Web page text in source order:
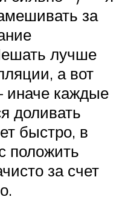
за
лучше
а вот
иначе каждые
доливать
быстро, в
положить
за счет